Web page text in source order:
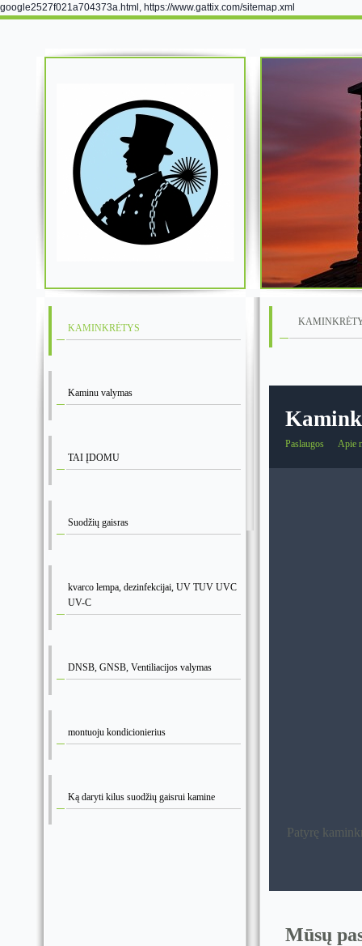
google2527f021a704373a.html, https://www.gattix.com/sitemap.xml
KAMINKRĖTYS
Kaminu valymas
TAI ĮDOMU
Suodžių gaisras
kvarco lempa, dezinfekcijai, UV TUV UVC
UV-C
DNSB, GNSB, Ventiliacijos valymas
montuoju kondicionierius
Ką daryti kilus suodžių gaisrui kamine
Paslaugos Apie
Patyrę
Mūsų